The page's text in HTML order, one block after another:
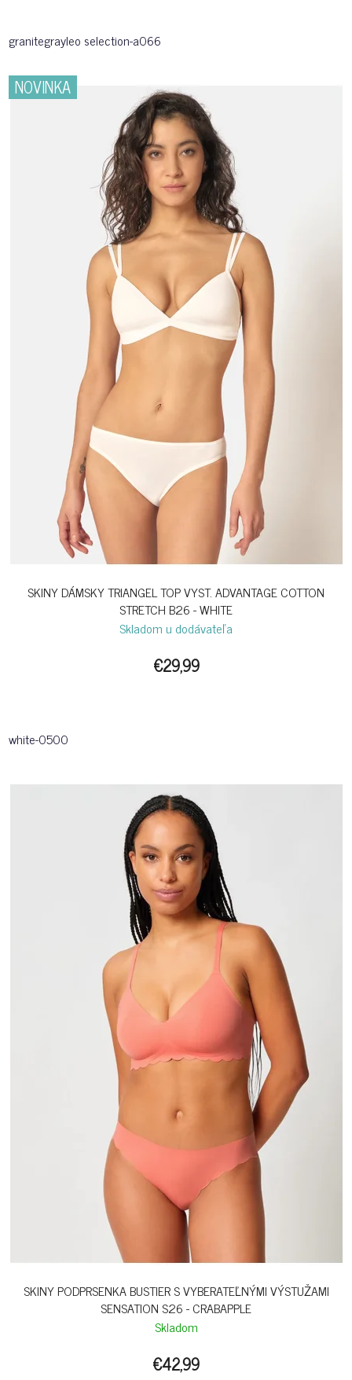
granitegrayleo selection-a066
NOVINKA
SKINY DÁMSKY TRIANGEL TOP VYST. ADVANTAGE COTTON
STRETCH B26 - WHITE
Skladom u dodávateľa
€29,99
white-0500
SKINY PODPRSENKA BUSTIER S VYBERATEĽNÝMI VÝSTUŽAMI
SENSATION S26 - CRABAPPLE
Skladom
€42,99